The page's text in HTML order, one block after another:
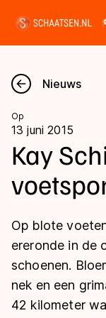
Nieuws
Kalender
Disciplines
Langebaan
Shorttrack
Inlineskaten
Uitslagen
Langebaan
Shorttrack
Marathon
Tijden &
Ranglijsten
Nieuws
Op
13 juni 2015
Kay
Op blote
ereronde in de
schoenen.
nek en een
42 kilometer